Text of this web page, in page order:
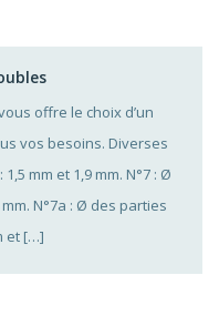
offre le choix d’un
vos besoins. Diverses
mm et 1,9 mm. N°7 : Ø
N°7a : Ø des parties
et […]